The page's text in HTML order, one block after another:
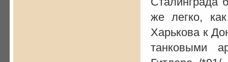
же легко,
Харькова к
танковыми